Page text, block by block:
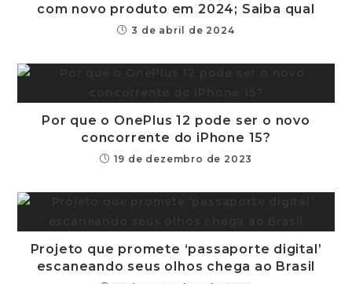
com novo produto em 2024; Saiba qual
3 de abril de 2024
Por que o OnePlus 12 pode ser o novo
concorrente do iPhone 15?
19 de dezembro de 2023
Projeto que promete ‘passaporte digital’
escaneando seus olhos chega ao Brasil